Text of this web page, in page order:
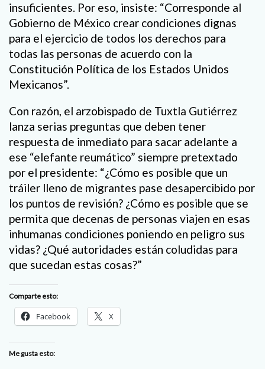
insuficientes. Por eso, insiste: “Corresponde al
Gobierno de México crear condiciones dignas
para el ejercicio de todos los derechos para
todas las personas de acuerdo con la
Constitución Política de los Estados Unidos
Mexicanos”.
Con razón, el arzobispado de Tuxtla Gutiérrez
lanza serias preguntas que deben tener
respuesta de inmediato para sacar adelante a
ese “elefante reumático” siempre pretextado
por el presidente: “¿Cómo es posible que un
tráiler lleno de migrantes pase desapercibido por
los puntos de revisión? ¿Cómo es posible que se
permita que decenas de personas viajen en esas
inhumanas condiciones poniendo en peligro sus
vidas? ¿Qué autoridades están coludidas para
que sucedan estas cosas?”
Comparte esto:
Facebook X
Me gusta esto: